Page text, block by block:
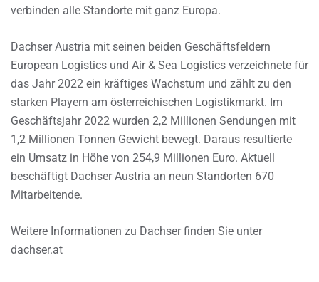
verbinden alle Standorte mit ganz Europa.
Dachser Austria mit seinen beiden Geschäftsfeldern
European Logistics und Air & Sea Logistics verzeichnete für
das Jahr 2022 ein kräftiges Wachstum und zählt zu den
starken Playern am österreichischen Logistikmarkt. Im
Geschäftsjahr 2022 wurden 2,2 Millionen Sendungen mit
1,2 Millionen Tonnen Gewicht bewegt. Daraus resultierte
ein Umsatz in Höhe von 254,9 Millionen Euro. Aktuell
beschäftigt Dachser Austria an neun Standorten 670
Mitarbeitende.
Weitere Informationen zu Dachser finden Sie unter
dachser.at